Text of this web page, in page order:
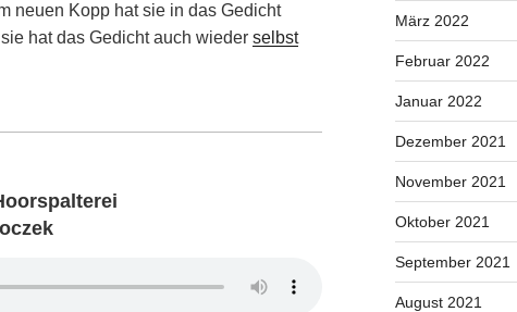
neuen Kopp hat sie in das Gedicht
hat das Gedicht auch wieder selbst
März 2022
Februar 2022
Januar 2022
Dezember 2021
November 2021
Oktober 2021
September 2021
August 2021